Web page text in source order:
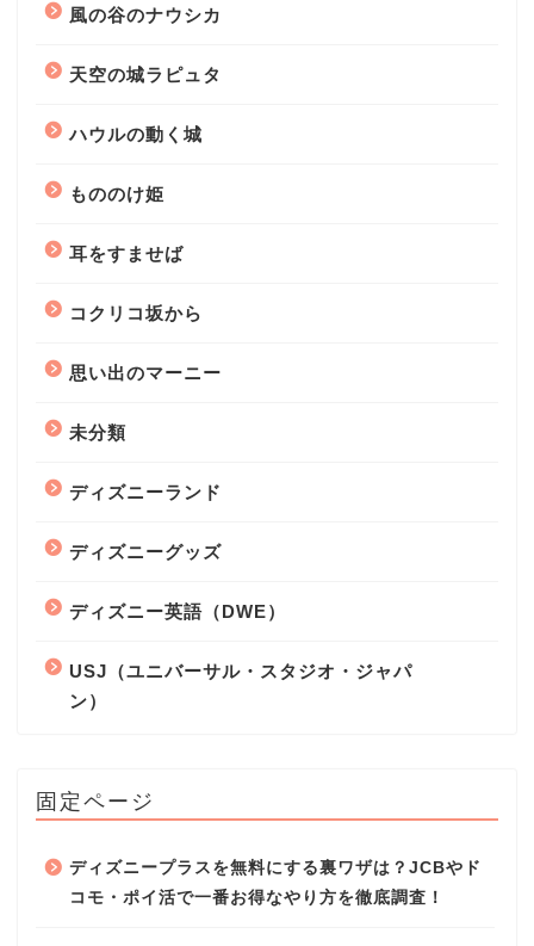
風の谷のナウシカ
天空の城ラピュタ
ハウルの動く城
もののけ姫
耳をすませば
コクリコ坂から
思い出のマーニー
未分類
ディズニーランド
ディズニーグッズ
ディズニー英語（DWE）
USJ（ユニバーサル・スタジオ・ジャパ
ン）
固定ページ
ディズニープラスを無料にする裏ワザは？JCBやド
コモ・ポイ活で一番お得なやり方を徹底調査！